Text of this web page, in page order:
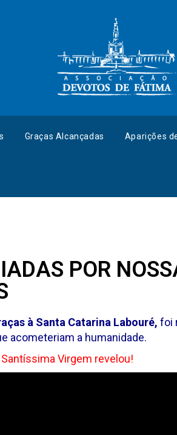
Graças Alcançadas Aparições
POR
à Santa Catarina Labouré, foi
acometeriam a humanidade.
Virgem revelou!